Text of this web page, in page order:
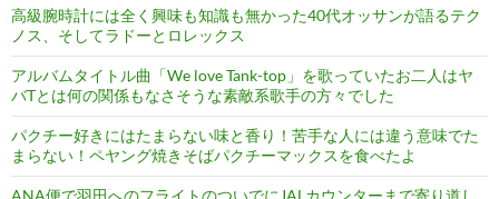
高級腕時計には全く興味も知識も無かった40代オッサンが語るテク
ノス、そしてラドーとロレックス
アルバムタイトル曲「We love Tank-top」を歌っていたお二人はヤ
バTとは何の関係もなさそうな素敵系歌手の方々でした
パクチー好きにはたまらない味と香り！苦手な人には違う意味でた
まらない！ペヤング焼きそばパクチーマックスを食べたよ
ANA便で羽田へのフライトのついでにJALカウンターまで寄り道し